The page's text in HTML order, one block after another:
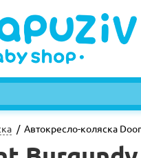
Автокресло-коляска